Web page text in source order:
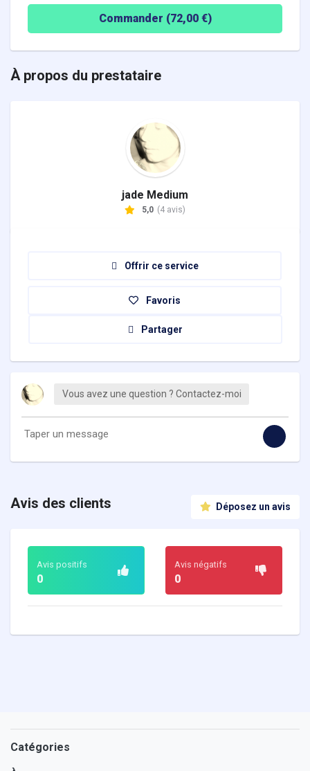
Commander (72,00€)
À propos du prestataire
jade Medium
5,0 (4 avis)
Offrir ce service
Favoris
Partager
Vous avez une question ? Contactez-moi
Déposez un avis
Avis des clients
Avis positifs
0
Avis négatifs
0
Catégories